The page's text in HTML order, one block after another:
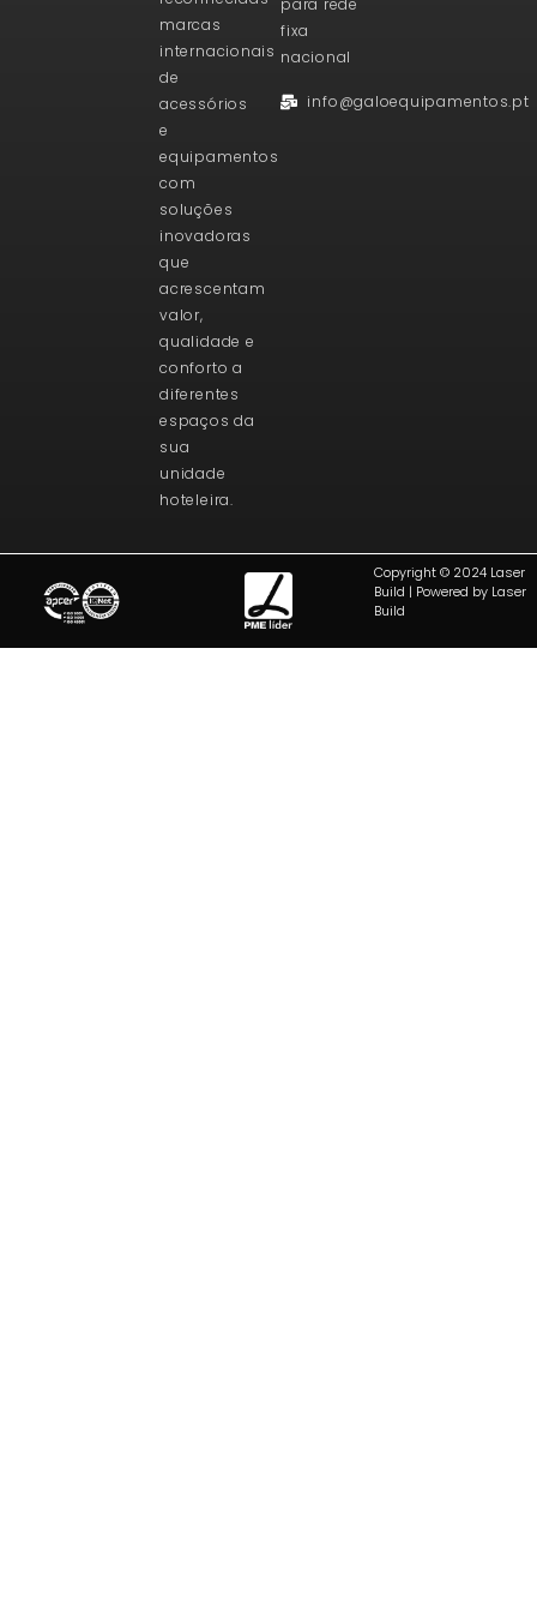
marcas
internacionais
de
acessórios
e
equipamentos
com
soluções
inovadoras
que
acrescentam
valor,
qualidade e
conforto a
diferentes
espaços da
sua
unidade
hoteleira.
para rede
fixa
nacional
info@galoequipamentos.pt
Copyright © 2024 Laser
Build | Powered by Laser
Build